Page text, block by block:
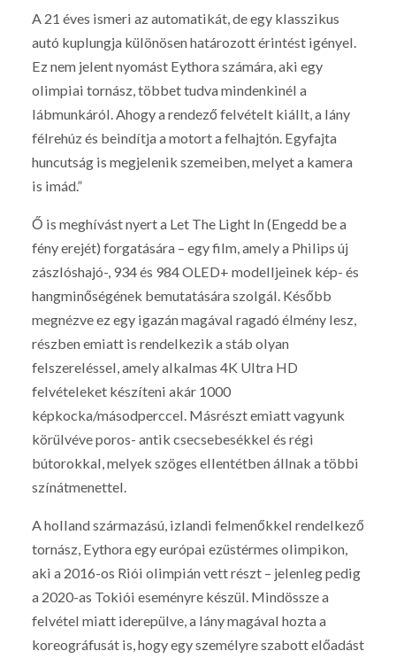
A 21 éves ismeri az automatikát, de egy klasszikus
autó kuplungja különösen határozott érintést igényel.
Ez nem jelent nyomást Eythora számára, aki egy
olimpiai tornász, többet tudva mindenkinél a
lábmunkáról. Ahogy a rendező felvételt kiállt, a lány
félrehúz és beindítja a motort a felhajtón. Egyfajta
huncutság is megjelenik szemeiben, melyet a kamera
is imád.”
Ő is meghívást nyert a Let The Light In (Engedd be a
fény erejét) forgatására – egy film, amely a Philips új
zászlóshajó-, 934 és 984 OLED+ modelljeinek kép- és
hangminőségének bemutatására szolgál. Később
megnézve ez egy igazán magával ragadó élmény lesz,
részben emiatt is rendelkezik a stáb olyan
felszereléssel, amely alkalmas 4K Ultra HD
felvételeket készíteni akár 1000
képkocka/másodperccel. Másrészt emiatt vagyunk
körülvéve poros- antik csecsebesékkel és régi
bútorokkal, melyek szöges ellentétben állnak a többi
színátmenettel.
A holland származású, izlandi felmenőkkel rendelkező
tornász, Eythora egy európai ezüstérmes olimpikon,
aki a 2016-os Riói olimpián vett részt – jelenleg pedig
a 2020-as Tokiói eseményre készül. Mindössze a
felvétel miatt iderepülve, a lány magával hozta a
koreográfusát is, hogy egy személyre szabott előadást